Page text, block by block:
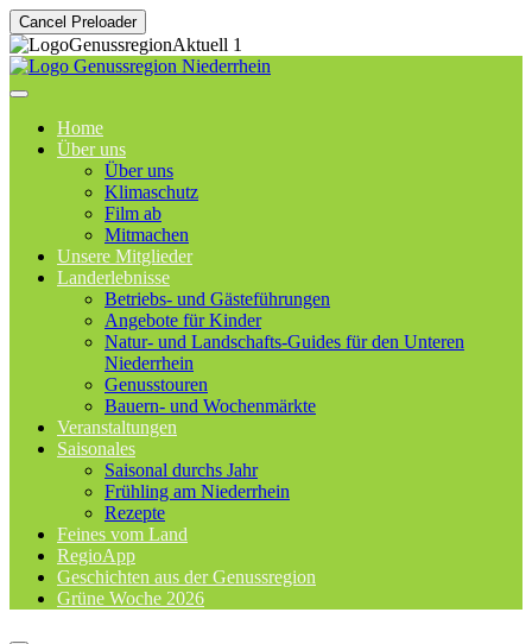
Cancel Preloader
Home
Über uns
Über uns
Klimaschutz
Film ab
Mitmachen
Unsere Mitglieder
Landerlebnisse
Betriebs- und Gästeführungen
Angebote für Kinder
Natur- und Landschafts-Guides für den Unteren
Niederrhein
Genusstouren
Bauern- und Wochenmärkte
Veranstaltungen
Saisonales
Saisonal durchs Jahr
Frühling am Niederrhein
Rezepte
Feines vom Land
RegioApp
Geschichten aus der Genussregion
Grüne Woche 2026